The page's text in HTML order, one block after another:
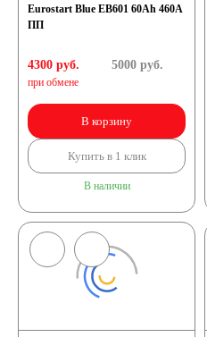
Eurostart Blue EB601 60Ah 460A
ПП
4300 руб.
при обмене
5000руб.
В корзину
Купить в 1 клик
В наличии